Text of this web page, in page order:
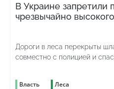
В Украине запретили
чрезвычайно
Дороги в леса перекрыты
совместно с полицией и
Власть Леса